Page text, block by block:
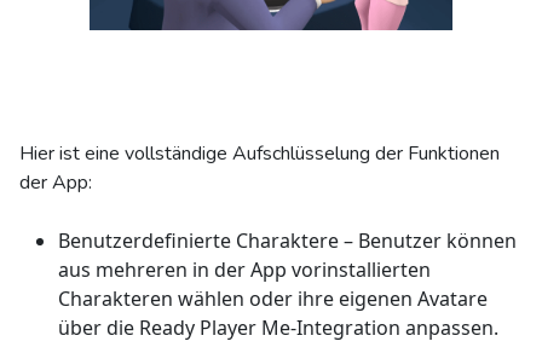
Hier ist eine vollständige Aufschlüsselung der Funktionen
der App:
Benutzerdefinierte Charaktere – Benutzer können
aus mehreren in der App vorinstallierten
Charakteren wählen oder ihre eigenen Avatare
über die Ready Player Me-Integration anpassen.